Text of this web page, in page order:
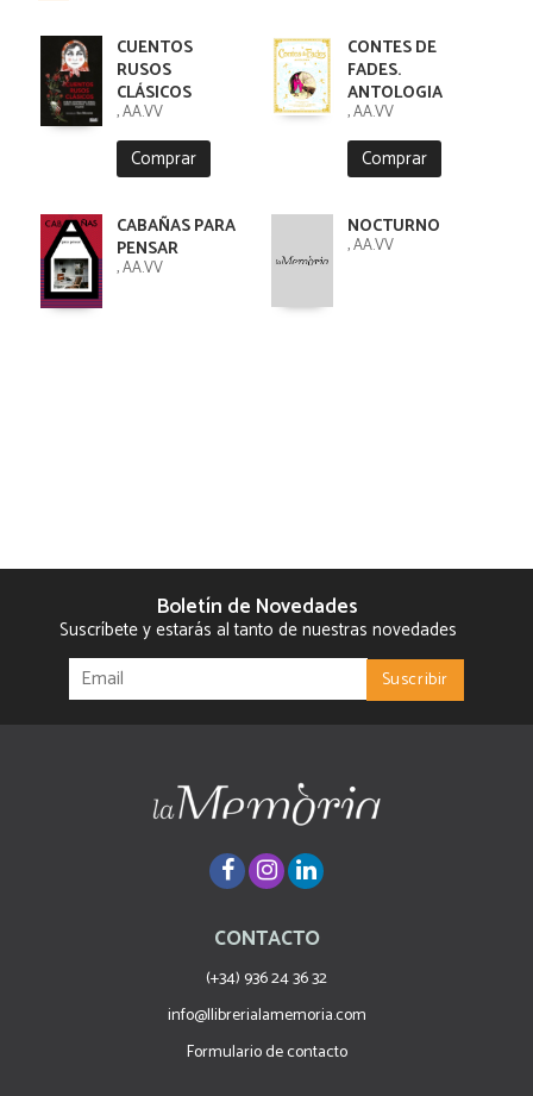
CUENTOS
RUSOS
CLÁSICOS
, AA.VV
Comprar
CONTES DE
FADES.
ANTOLOGIA
, AA.VV
Comprar
CABAÑAS PARA
PENSAR
, AA.VV
NOCTURNO
, AA.VV
Boletín de Novedades
Suscríbete y estarás al tanto de nuestras novedades
CONTACTO
(+34) 936 24 36 32
info@llibrerialamemoria.com
Formulario de contacto